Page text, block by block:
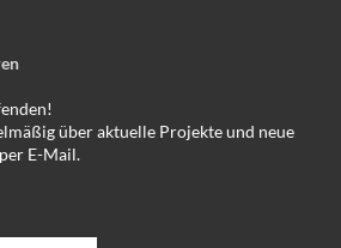
über aktuelle Projekte und neue
E-Mail.